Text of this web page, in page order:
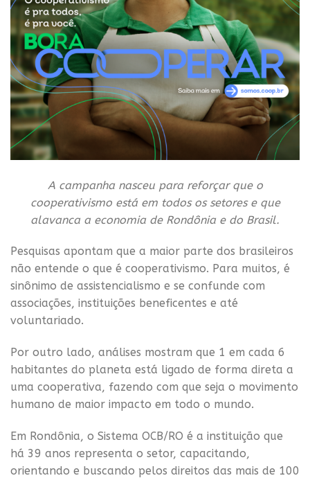
A campanha nasceu para reforçar que o
cooperativismo está em todos os setores e que
alavanca a economia de Rondônia e do Brasil.
Pesquisas apontam que a maior parte dos brasileiros
não entende o que é cooperativismo. Para muitos, é
sinônimo de assistencialismo e se confunde com
associações, instituições beneficentes e até
voluntariado.
Por outro lado, análises mostram que 1 em cada 6
habitantes do planeta está ligado de forma direta a
uma cooperativa, fazendo com que seja o movimento
humano de maior impacto em todo o mundo.
Em Rondônia, o Sistema OCB/RO é a instituição que
há 39 anos representa o setor, capacitando,
orientando e buscando pelos direitos das mais de 100